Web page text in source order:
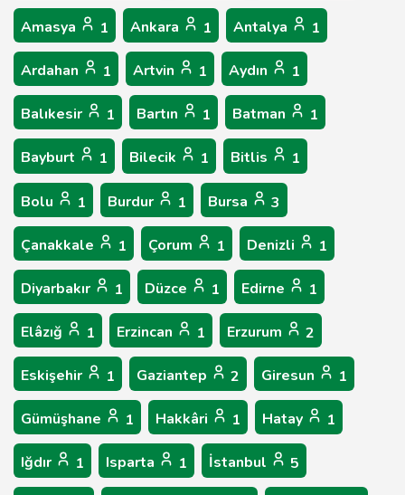
Amasya 1 Ankara 1 Antalya 1
Ardahan 1 Artvin 1 Aydın 1
Balıkesir 1 Bartın 1 Batman 1
Bayburt 1 Bilecik 1 Bitlis 1
Bolu 1 Burdur 1 Bursa 3
Çanakkale 1 Çorum 1 Denizli 1
Diyarbakır 1 Düzce 1 Edirne 1
Elâzığ 1 Erzincan 1 Erzurum 2
Eskişehir 1 Gaziantep 2 Giresun 1
Gümüşhane 1 Hakkâri 1 Hatay 1
Iğdır 1 Isparta 1 İstanbul 5